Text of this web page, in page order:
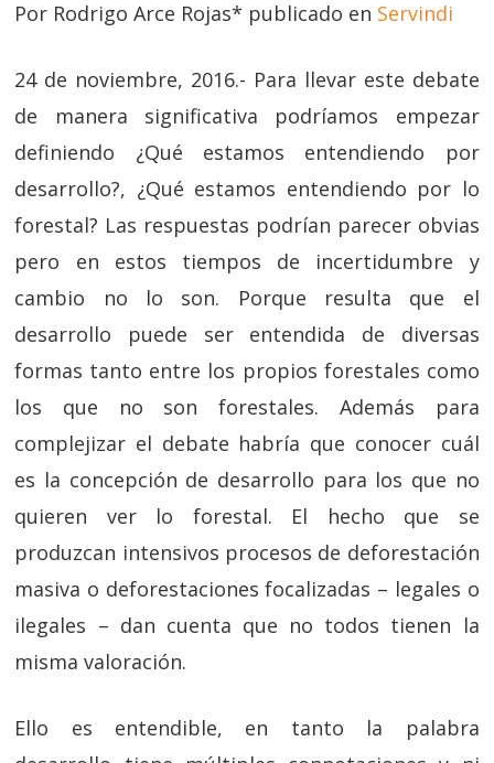
Por Rodrigo Arce Rojas* publicado en Servindi
24 de noviembre, 2016.- Para llevar este debate
de manera significativa podríamos empezar
definiendo ¿Qué estamos entendiendo por
desarrollo?, ¿Qué estamos entendiendo por lo
forestal? Las respuestas podrían parecer obvias
pero en estos tiempos de incertidumbre y
cambio no lo son. Porque resulta que el
desarrollo puede ser entendida de diversas
formas tanto entre los propios forestales como
los que no son forestales. Además para
complejizar el debate habría que conocer cuál
es la concepción de desarrollo para los que no
quieren ver lo forestal. El hecho que se
produzcan intensivos procesos de deforestación
masiva o deforestaciones focalizadas – legales o
ilegales – dan cuenta que no todos tienen la
misma valoración.
Ello es entendible, en tanto la palabra